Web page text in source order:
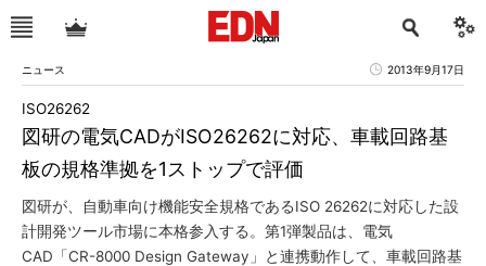
ニュース 2013年9月17日
図研の電気CADがISO26262に対応、車載回路基
板の規格準拠を1ストップで評価
ISO26262
図研が、自動車向け機能安全規格であるISO 26262に対応した設
計開発ツール市場に本格参入する。第1弾製品は、電気
CAD「CR-8000 Design Gateway」と連携動作して、車載回路基